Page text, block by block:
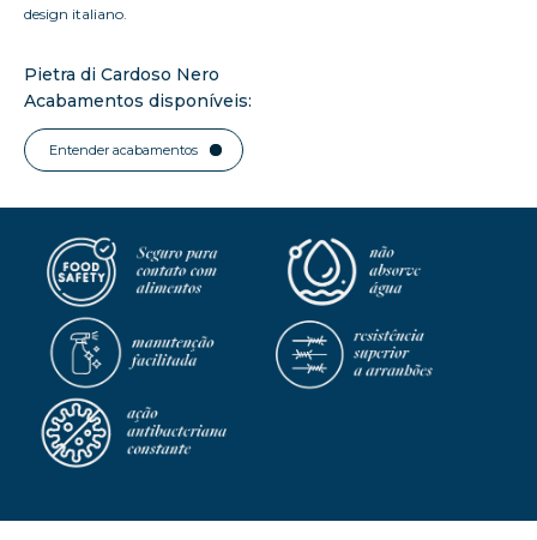
design italiano.
Pietra di Cardoso Nero
Acabamentos disponíveis:
Entender acabamentos